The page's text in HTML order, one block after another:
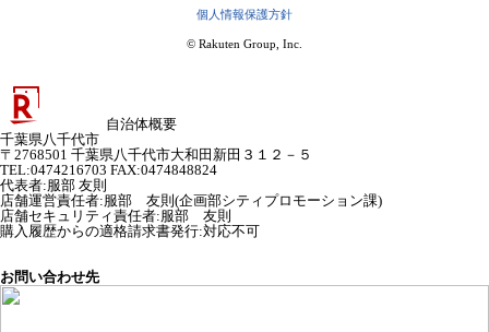
個人情報保護方針
© Rakuten Group, Inc.
自治体概要
千葉県八千代市
〒2768501 千葉県八千代市大和田新田３１２－５
TEL:0474216703 FAX:0474848824
代表者:服部 友則
店舗運営責任者:服部 友則(企画部シティプロモーション課)
店舗セキュリティ責任者:服部 友則
購入履歴からの適格請求書発行:対応不可
お問い合わせ先